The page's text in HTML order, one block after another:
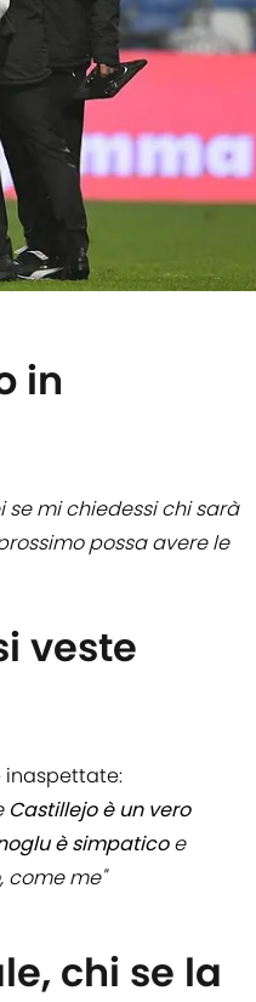
in
se mi chiedessi chi sarà
possa avere le
veste
inaspettate:
Castillejo è un vero
è simpaticoe
come me"
chi se la